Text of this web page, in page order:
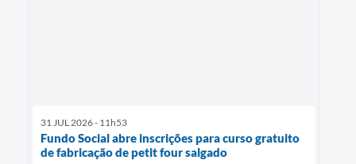
31 JUL 2026 - 11h53
Fundo Social abre inscrições para curso gratuito
de fabricação de petit four salgado